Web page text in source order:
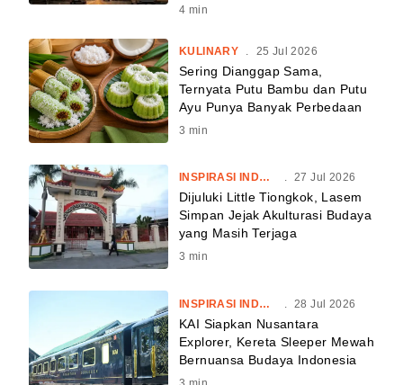
4 min
KULINARY . 25 Jul 2026
Sering Dianggap Sama,
Ternyata Putu Bambu dan Putu
Ayu Punya Banyak Perbedaan
3 min
INSPIRASI INDONESIA . 27 Jul 2026
Dijuluki Little Tiongkok, Lasem
Simpan Jejak Akulturasi Budaya
yang Masih Terjaga
3 min
INSPIRASI INDONESIA 28 Jul 2026
KAI Siapkan Nusantara
Explorer, Kereta Sleeper Mewah
Bernuansa Budaya Indonesia